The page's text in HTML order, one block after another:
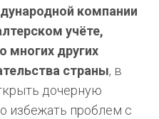
компании
учёте,
многих других
страны, в
дочерную
избежать проблем с